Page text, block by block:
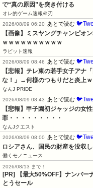
で“真の原因”を突き付ける
オレ的ゲーム速報＠刃
2026/08/09 06:20
あとで読む
【画像】ミスヤングチャンピオ
ｗｗｗｗｗｗｗｗｗｗ
ラビット速報
2026/08/09 08:46
あとで読む
【悲報】テレ東の若手女子アナ
な！」→何様のつもりだと炎上
なんJ PRIDE
2026/08/09 08:43
あとで読む
【悲報】甲子園初ジャッジの女
罪・・・・・・・・・
なんJクエスト
2026/08/09 08:00
あとで読む
ロシアさん、国民の財産を没収
働くモノニュース
2026/08/13 まで！
[PR] 【最大50%OFF】ナンバー
とうセール